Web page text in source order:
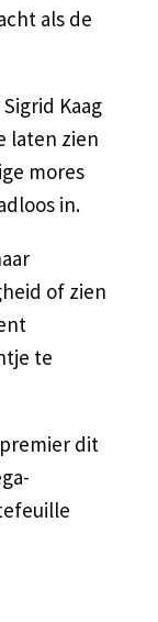
als de
Kaag
laten zien
mores
in.
of zien
te
dit